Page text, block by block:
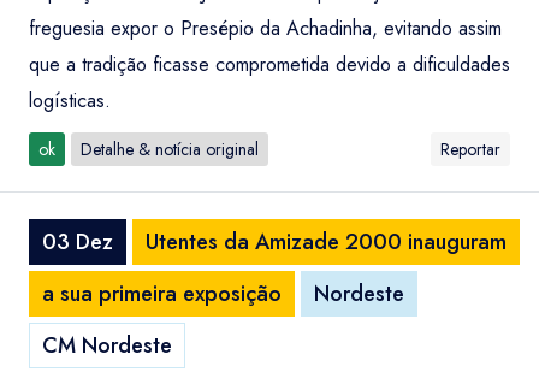
freguesia expor o Presépio da Achadinha, evitando assim
que a tradição ficasse comprometida devido a dificuldades
logísticas.
ok Detalhe & notícia original Reportar
03 Dez
Utentes da Amizade 2000 inauguram
a sua primeira exposição
Nordeste
CM Nordeste